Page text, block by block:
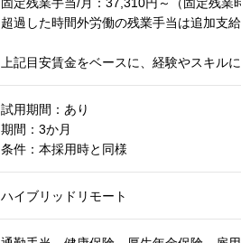
超過した時間外労働の残業手当は追加支給
上記目安賃金をベースに、経験やスキル
試用期間：あり
期間：3か月
条件：本採用時と同様
ハイブリッドリモート